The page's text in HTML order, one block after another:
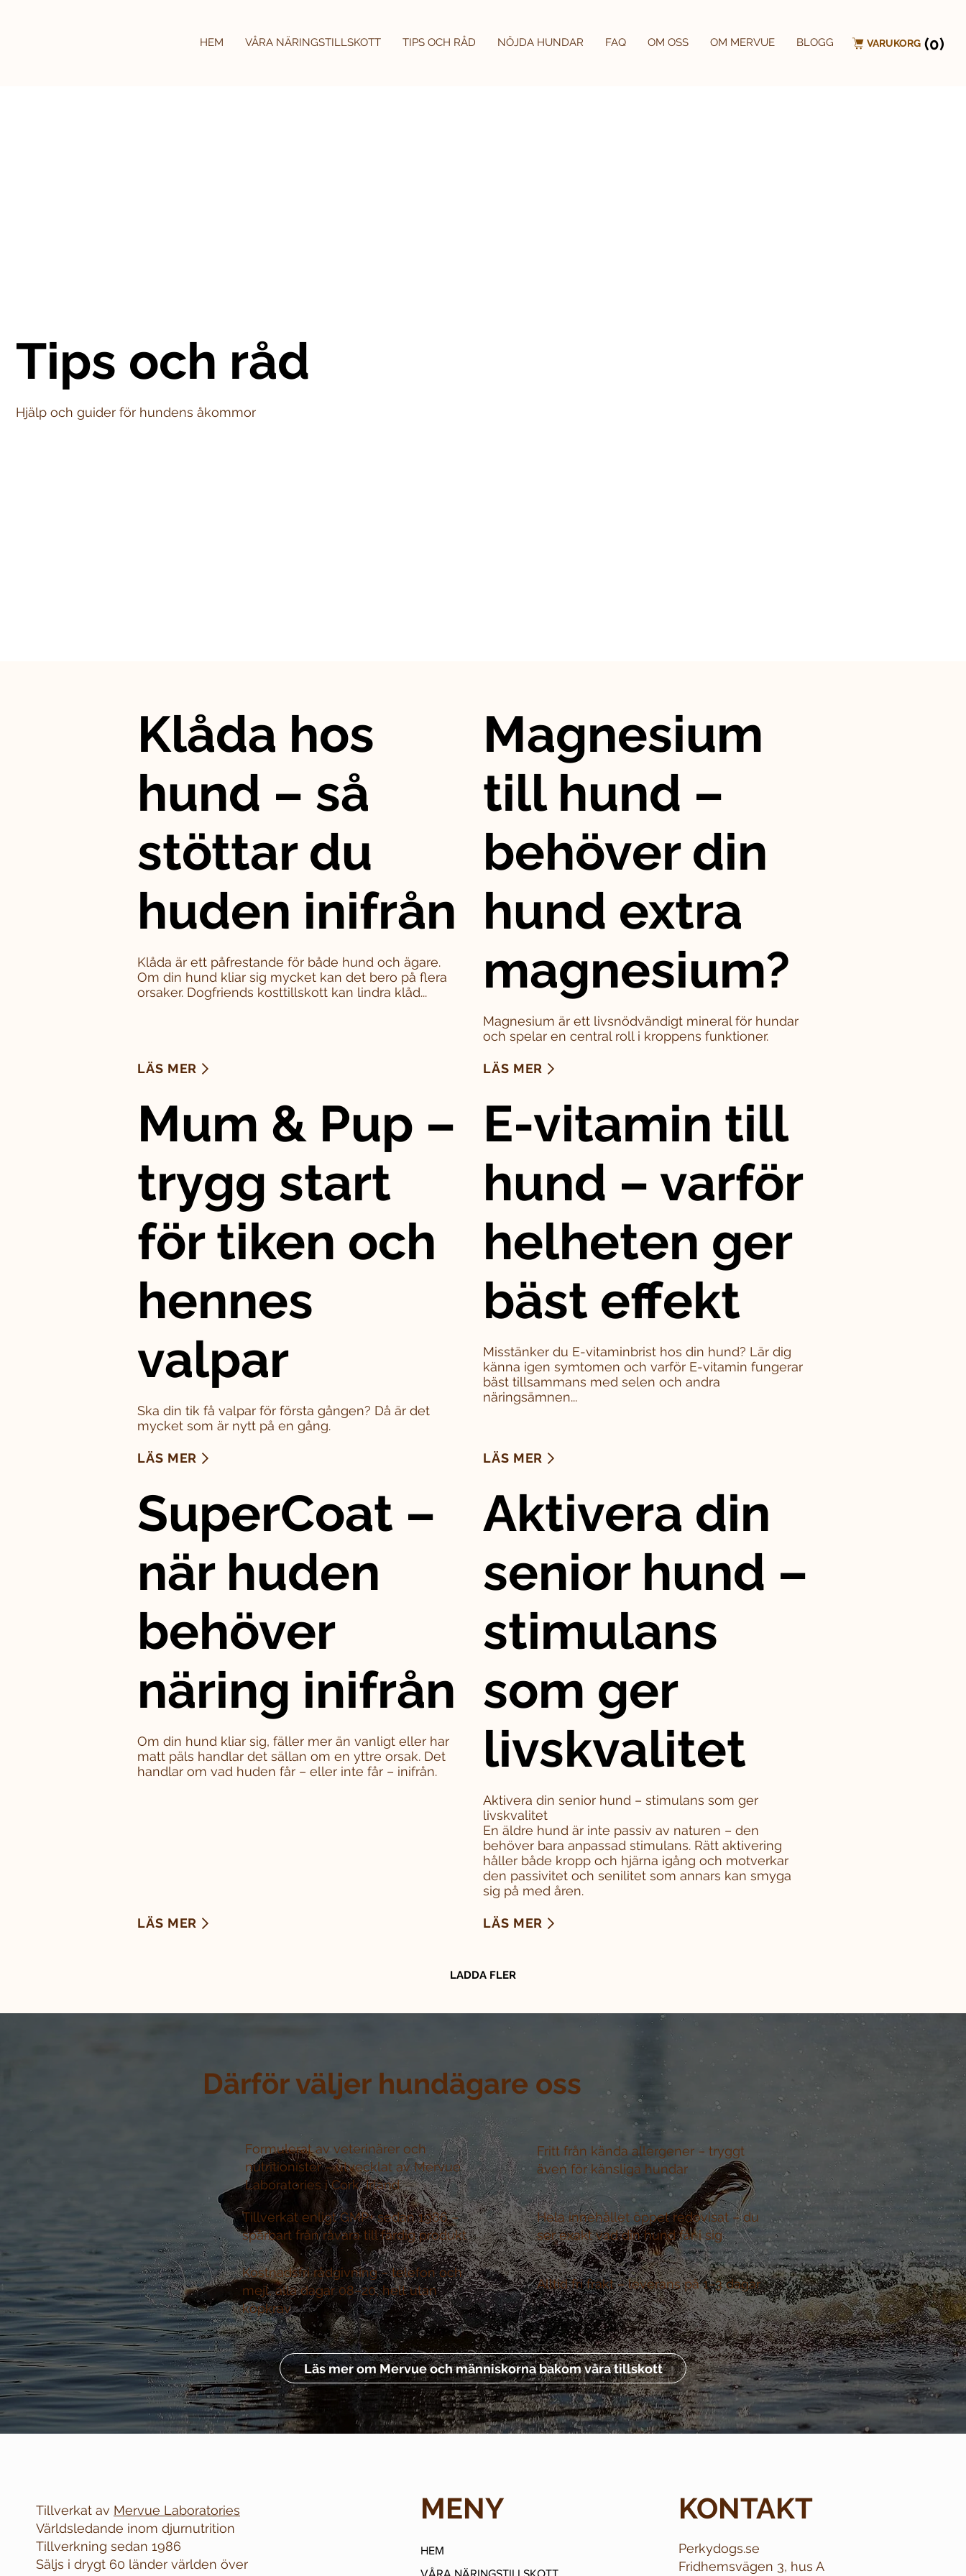
HEM VÅRA NÄRINGSTILLSKOTT TIPS OCH RÅD NÖJDA HUNDAR FAQ OM OSS OM MERVUE BLOGG VARUKORG (0)
Tips och råd
Hjälp och guider för hundens åkommor
Därför väljer hundägare oss
Formulerat av veterinärer och
nutritionister –utvecklat av Mervue
Laboratories i Cork, Irland
Tillverkat enligt GMP+ sedan 1986 –
spårbart från råvara till färdig produkt
Kostnadsfri rådgivning –telefon och
mejl, alla dagar 08–20, helt utan
köpkrav
Läs mer om Mervue och människorna bakom våra tillskott
Fritt från kända allergener – tryggt
även för känsliga hundar
Hela innehållet öppet redovisat –du
ser exakt vad din hund får i sig
Alltid fri frakt –leverans på 1–3 dagar
Klåda hos
hund – så
stöttar du
huden inifrån
Klåda är ett påfrestande för både hund och ägare.
Om din hund kliar sig mycket kan det bero på flera
orsaker. Dogfriends kosttillskott kan lindra klåd...
LÄS MER
Magnesium
till hund –
behöver din
hund extra
magnesium?
Magnesium är ett livsnödvändigt mineral för hundar
och spelar en central roll i kroppens funktioner.
LÄS MER
Mum & Pup –
trygg start
för tiken och
hennes
valpar
Ska din tik få valpar för första gången? Då är det
mycket som är nytt på en gång.
LÄS MER
E-vitamin till
hund – varför
helheten ger
bäst effekt
Misstänker du E-vitaminbrist hos din hund? Lär dig
känna igen symtomen och varför E-vitamin fungerar
bäst tillsammans med selen och andra
näringsämnen...
LÄS MER
SuperCoat –
när huden
behöver
näring inifrån
Om din hund kliar sig, fäller mer än vanligt eller har
matt päls handlar det sällan om en yttre orsak. Det
handlar om vad huden får – eller inte får – inifrån.
LÄS MER
Aktivera din
senior hund –
stimulans
som ger
livskvalitet
Aktivera din senior hund – stimulans som ger
livskvalitet
En äldre hund är inte passiv av naturen – den
behöver bara anpassad stimulans. Rätt aktivering
håller både kropp och hjärna igång och motverkar
den passivitet och senilitet som annars kan smyga
sig på med åren.
LÄS MER
LADDA FLER
Tillverkat av Mervue Laboratories
Världsledande inom djurnutrition
Tillverkning sedan 1986
Säljs i drygt 60 länder världen över
MENY
HEM
VÅRA NÄRINGSTILLSKOTT
KONTAKT
Perkydogs.se
Fridhemsvägen 3, hus A